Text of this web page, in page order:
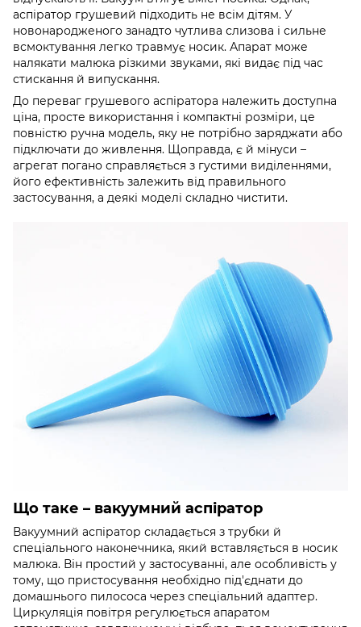
аспіратор грушевий підходить не всім дітям. У
новонародженого занадто чутлива слизова і сильне
всмоктування легко травмує носик. Апарат може
налякати малюка різкими звуками, які видає під час
стискання й випускання.
До переваг грушевого аспіратора належить доступна
ціна, просте використання і компактні розміри, це
повністю ручна модель, яку не потрібно заряджати або
підключати до живлення. Щоправда, є й мінуси –
агрегат погано справляється з густими виділеннями,
його ефективність залежить від правильного
застосування, а деякі моделі складно чистити.
Що таке – вакуумний аспіратор
Вакуумний аспіратор складається з трубки й
спеціального наконечника, який вставляється в носик
малюка. Він простий у застосуванні, але особливість у
тому, що пристосування необхідно під'єднати до
домашнього пилососа через спеціальний адаптер.
Циркуляція повітря регулюється апаратом